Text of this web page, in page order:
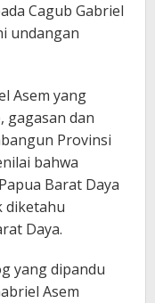
Cagub Gabriel
undangan
Asem yang
gagasan dan
Provinsi
bahwa
Barat Daya
diketahu
Daya.
yang dipandu
Asem